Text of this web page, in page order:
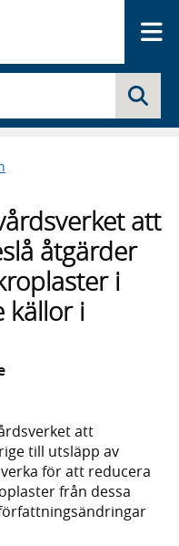
att
åtgärder
i
källor i
att
till utsläpp av
för att reducera
från dessa